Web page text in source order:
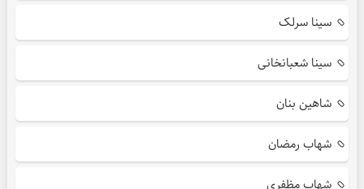
سینا سرلک
سینا شعبانخانی
شاهین بنان
شهاب رمضان
شهاب مظفری